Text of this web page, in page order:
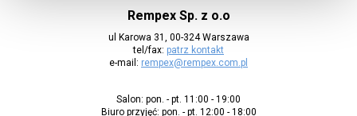
Rempex Sp. z o.o
ul Karowa 31, 00-324 Warszawa
tel/fax: patrz kontakt
e-mail: rempex@rempex.com.pl
Salon: pon. - pt. 11:00 - 19:00
Biuro przyjęć: pon. - pt. 12:00 - 18:00